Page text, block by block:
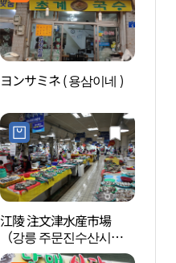
ヨンサミネ ( 용삼이네 )
江陵 注文津水産市場
（강릉 주문진수산시
장）